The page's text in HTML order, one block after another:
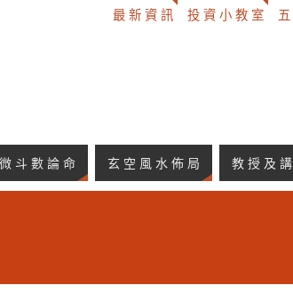
最 新 資 訊 投 資 小 教 室
斗 數 論 命 玄 空 風 水 佈 局 教 授 及